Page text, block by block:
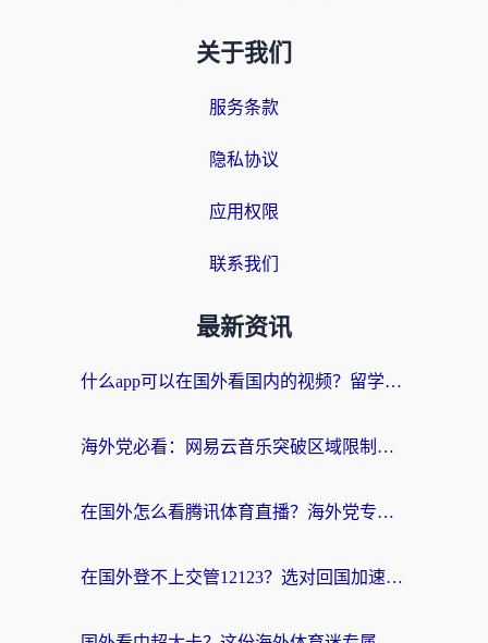
关于我们
服务条款
隐私协议
应用权限
联系我们
最新资讯
什么app可以在国外看国内的视频？留学生亲测好用的回国加速器指南
海外党必看：网易云音乐突破区域限制，轻松听国内歌、刷喜马拉雅的正确姿势
在国外怎么看腾讯体育直播？海外党专属体育赛事观看指南（附避坑技巧）
在国外登不上交管12123？选对回国加速器，轻松解决海外访问国内资源难题